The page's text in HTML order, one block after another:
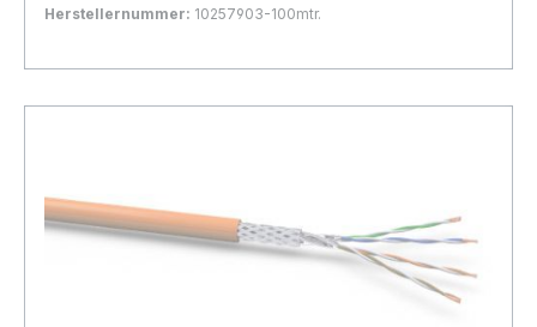
Herstellernummer: 10257903-100mtr.
In den Warenkorb